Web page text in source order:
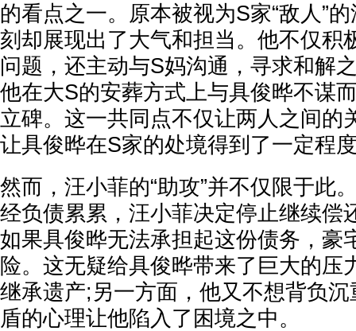
的看点之一。原本被视为S家“敌人”
刻却展现出了大气和担当。他不仅积
问题，还主动与S妈沟通，寻求和解
他在大S的安葬方式上与具俊晔不谋
立碑。这一共同点不仅让两人之间的
让具俊晔在S家的处境得到了一定程
然而，汪小菲的“助攻”并不仅限于此
经负债累累，汪小菲决定停止继续偿
如果具俊晔无法承担起这份债务，豪
险。这无疑给具俊晔带来了巨大的压
继承遗产;另一方面，他又不想背负
盾的心理让他陷入了困境之中。